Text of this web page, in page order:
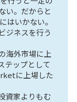
い。だからと
はいかない。
ジネスを行う
海外市場に上
テップとして
に上場した
資家よりもむ